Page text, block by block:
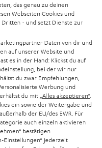
reserved.
das genau zu deinen
Webseiten Cookies und
- und setzt Dienste zur
Daten von dir und
auf unserer Website und
es in der Hand: Klickst du auf
bei der wir nur
du zwar Empfehlungen,
Werbung und
du mit „Alles akzeptieren“.
ein sowie der Weitergabe und
der EU/des EWR. Für
auch einzeln aktivieren
bestätigen.
Einstellungen“ jederzeit